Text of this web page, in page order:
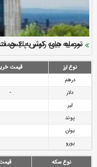
ارزش سهام عدالت بالا رفت
سرمایه بیمه کوثر به ۴ همت می‌رسد
نود ثانیه با فولاد سنگان
تقدیر دبیرکل سندیکای بیمه
رازی
توصیه های رئیس پلیس
پیشگیری از سرقت های
نوع ارز قیمت
درهم
دلار
-
لیر
پوند
یوان
یورو
نوع سکه